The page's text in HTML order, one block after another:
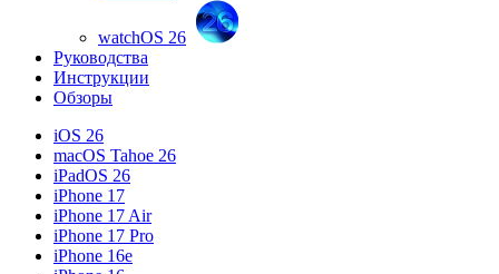
watchOS 26
Руководства
Инструкции
Обзоры
iOS 26
macOS Tahoe 26
iPadOS 26
iPhone 17
iPhone 17 Air
iPhone 17 Pro
iPhone 16e